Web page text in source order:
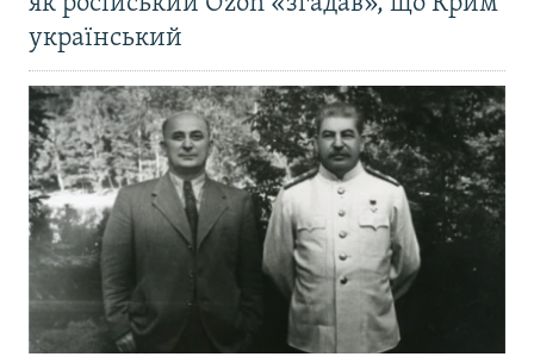
український